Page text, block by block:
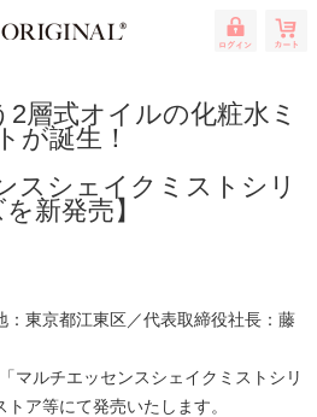
層式オイルの化粧水ミ
が誕生！
スシェイクミストシリ
新発売】
：東京都江東区／代表取締役社長：藤
マルチエッセンスシェイクミストシリ
ア等にて発売いたします。